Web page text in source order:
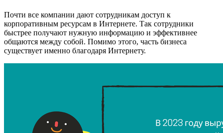
Почти все компании дают сотрудникам доступ к
корпоративным ресурсам в Интернете. Так сотрудники
быстрее получают нужную информацию и эффективнее
общаются между собой. Помимо этого, часть бизнеса
существует именно благодаря Интернету.